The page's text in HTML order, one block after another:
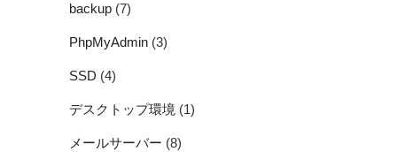
backup (7)
PhpMyAdmin (3)
SSD (4)
デスクトップ環境 (1)
メールサーバー (8)